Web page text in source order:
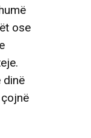
ose
dinë